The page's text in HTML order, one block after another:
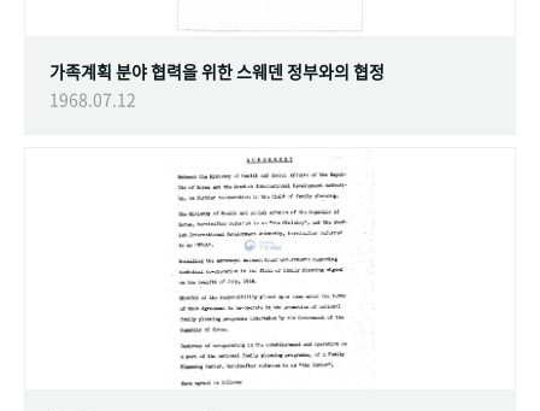
가족계획 분야 협력을 위한 스웨덴 정부와의 협정
1968.07.12